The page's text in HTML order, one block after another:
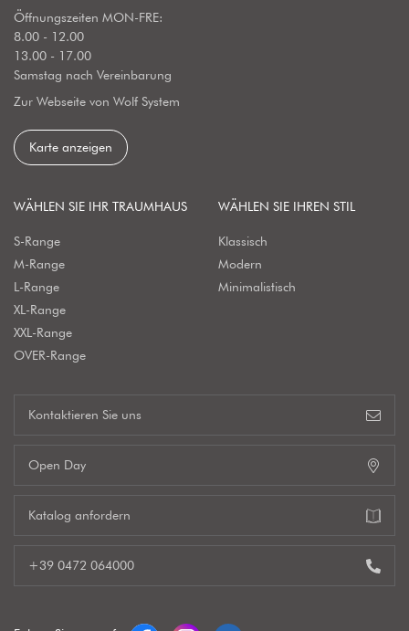
Öffnungszeiten MON-FRE:
8.00 - 12.00
13.00 - 17.00
Samstag nach Vereinbarung
Zur Webseite von Wolf System
Karte anzeigen
WÄHLEN SIE IHR TRAUMHAUS
S-Range
M-Range
L-Range
XL-Range
XXL-Range
OVER-Range
WÄHLEN SIE IHREN STIL
Klassisch
Modern
Minimalistisch
Kontaktieren Sie uns
Open Day
Katalog anfordern
+39 0472 064000